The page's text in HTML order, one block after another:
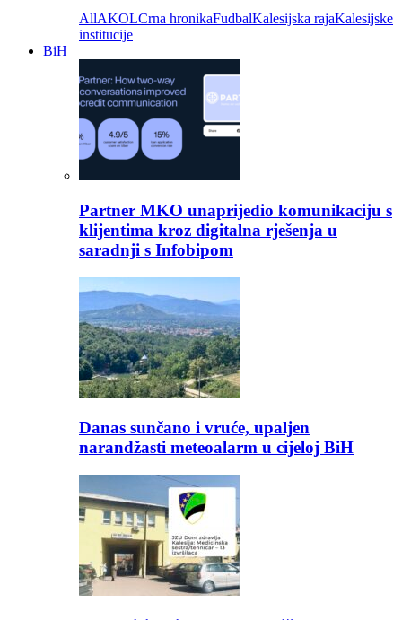
AllAKOLCrna hronikaFudbalKalesijska rajaKalesijske
institucije
BiH
Partner MKO unaprijedio komunikaciju s
klijentima kroz digitalna rješenja u
saradnji s Infobipom
Danas sunčano i vruće, upaljen
narandžasti meteoalarm u cijeloj BiH